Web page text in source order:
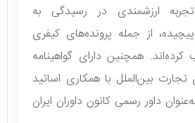
ارزشمندی در رسیدگی به
از جمله پرونده‌های کیفری
همچنین دارای گواهینامه
تجارت بین‌الملل با همکاری اساتید
داور رسمی کانون داوران ایران